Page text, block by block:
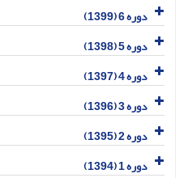
دوره 6 (1399)
دوره 5 (1398)
دوره 4 (1397)
دوره 3 (1396)
دوره 2 (1395)
دوره 1 (1394)